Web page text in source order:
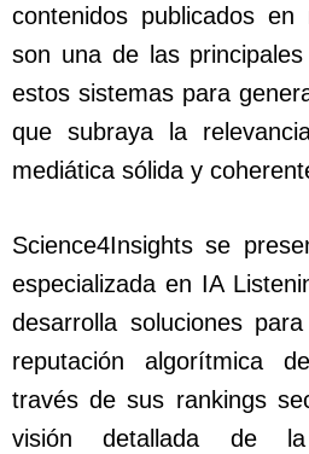
contenidos publicados en
son una de las
estos sistemas para
que subraya la
mediática sólida y
Science4Insights se
especializada en IA
desarrolla soluciones
reputación algorítmica
través de sus rankings
visión detallada de